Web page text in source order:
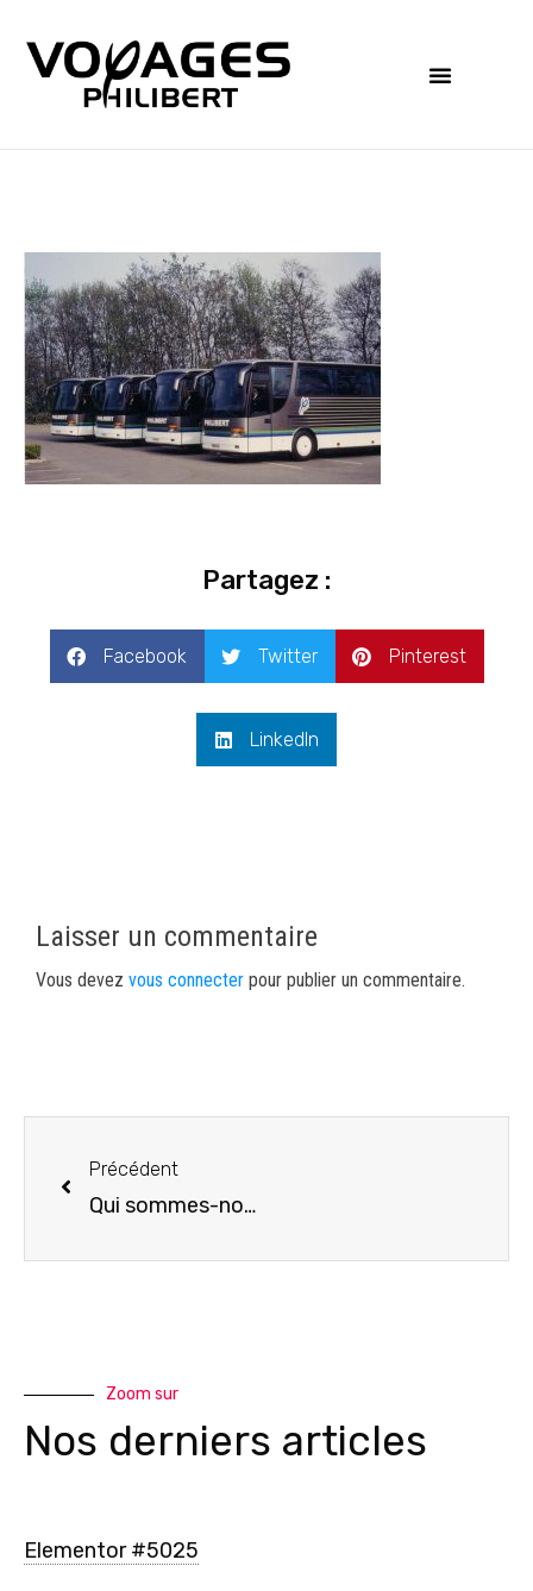
Partagez :
Facebook Twitter Pinterest
LinkedIn
Laisser un commentaire
Vous devez vous connecter pour publier un commentaire.
Précédent
Qui sommes-nous ?
Zoom sur
Nos derniers articles
Elementor #5025